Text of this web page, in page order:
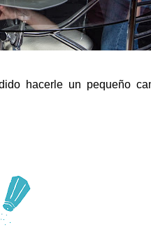
hacerle un pequeño